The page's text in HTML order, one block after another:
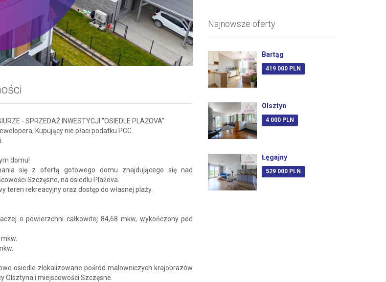
Zdjęcie 2
- SPRZEDAŻ INWESTYCJI "OSIEDLE PLAŻOVA"
Kupujący nie płaci podatku PCC.
domu!
się z ofertą gotowego domu znajdującego się nad
Szczęsne, na osiedlu Plażova.
teren rekreacyjny oraz dostęp do własnej plaży.
o powierzchni całkowitej 84,68 mkw, wykończony pod
osiedle zlokalizowane pośród malowniczych krajobrazów
Olsztyna i miejscowości Szczęsne.
Najnowsze oferty
Bartąg
419 000 PLN
Olsztyn
4 000 PLN
Łęgajny
529 000 PLN